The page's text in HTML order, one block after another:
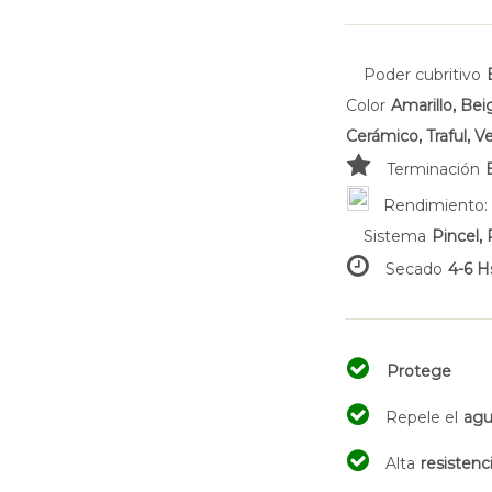
Poder cubritivo
Color Amarillo,
Cerámico, Traful,
Terminación
Rendimiento:
Sistema Pincel,
Secado 4-6
Protege
Repele el
Alta